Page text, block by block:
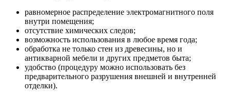
равномерное распределение электромагнитного поля
внутри помещения;
отсутствие химических следов;
возможность использования в любое время года;
обработка не только стен из древесины, но и
антикварной мебели и других предметов быта;
удобство (процедуру можно использовать без
предварительного разрушения внешней и внутренней
отделки).